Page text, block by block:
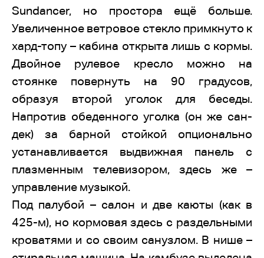
Sundancer, но простора ещё больше.
Увеличенное ветровое стекло примкнуто к
хард-топу – кабина открыта лишь с кормы.
Двойное рулевое кресло можно на
стоянке повернуть на 90 градусов,
образуя второй уголок для беседы.
Напротив обеденного уголка (он же сан-
дек) за барной стойкой опционально
устанавливается выдвижная панель с
плазменным телевизором, здесь же –
управление музыкой.
Под палубой – салон и две каюты (как в
425-м), но кормовая здесь с раздельными
кроватями и со своим санузлом. В нише –